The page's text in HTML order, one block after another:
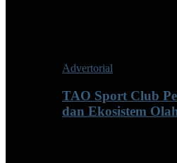
Advertorial
TAO Sport Club
dan Ekosistem